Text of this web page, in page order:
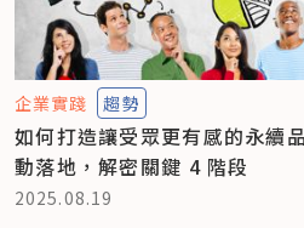
企業實踐 趨勢
如何打造讓受眾更有感的永續
動落地，解密關鍵 4 階段
2025.08.19